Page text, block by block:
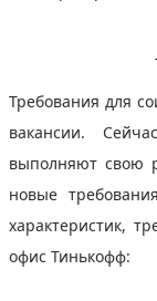
Требования для
вакансии.
выполняют свою
новые
характеристик,
офис Тинькофф: